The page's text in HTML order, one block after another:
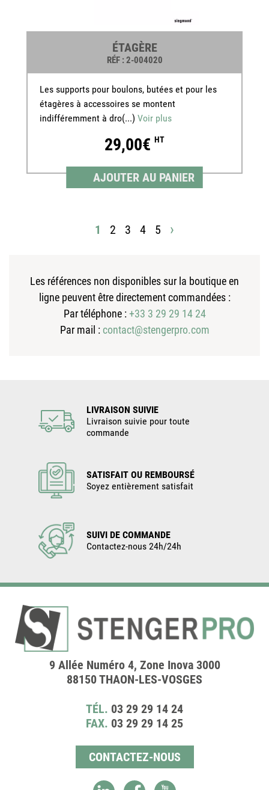
ÉTAGÈRE
RÉF: 2-004020
Les supports pour boulons, butées et pour les
étagères à accessoires se montent
indifféremment à dro(...) Voir plus
29,00€ HT
AJOUTER AU PANIER
1 2 3 4 5 ›
Les références non disponibles sur la boutique en
ligne peuvent être directement commandées :
Par téléphone :+33 3 29 29 14 24
Par mail : contact@stengerpro.com
LIVRAISON SUIVIE
Livraison suivie pour toute
commande
SATISFAIT OU REMBOURSÉ
Soyez entièrement satisfait
SUIVI DE COMMANDE
Contactez-nous 24h/24h
9 Allée Numéro 4, Zone Inova 3000
88150 THAON-LES-VOSGES
TÉL. 03 29 29 14 24
FAX. 03 29 29 14 25
CONTACTEZ-NOUS